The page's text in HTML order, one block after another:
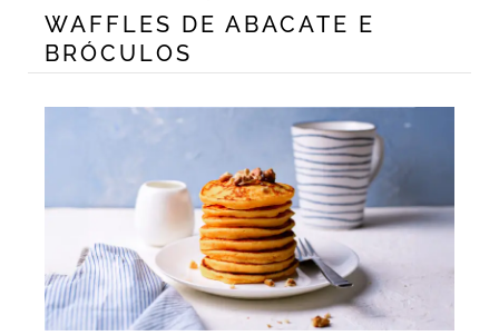
WAFFLES DE ABACATE E
BRÓCULOS